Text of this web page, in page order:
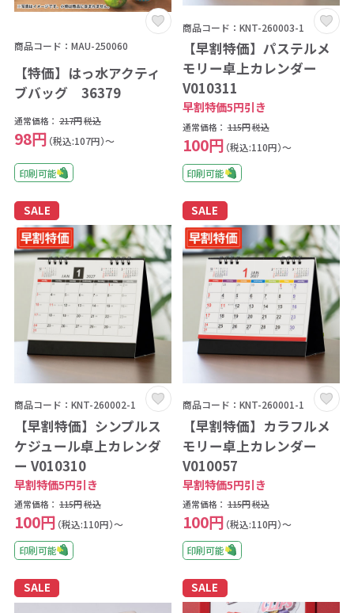
商品コード：MAU-250060
【特価】はっ水アクティ
ブバッグ 36379
通常価格： 217円税込
98円 （税込:107円）～
印刷可能
商品コード：KNT-260003-1
【早割特価】パステルメ
モリー卓上カレンダー
V010311
早割特価5円引き
通常価格： 115円税込
100円 （税込:110円）～
印刷可能
SALE
商品コード：KNT-260002-1
【早割特価】シンプルス
ケジュール卓上カレンダ
ー V010310
早割特価5円引き
通常価格： 115円税込
100円 （税込:110円）～
印刷可能
SALE
商品コード：KNT-260001-1
【早割特価】カラフルメ
モリー卓上カレンダー
V010057
早割特価5円引き
通常価格： 115円税込
100円 （税込:110円）～
印刷可能
SALE SALE